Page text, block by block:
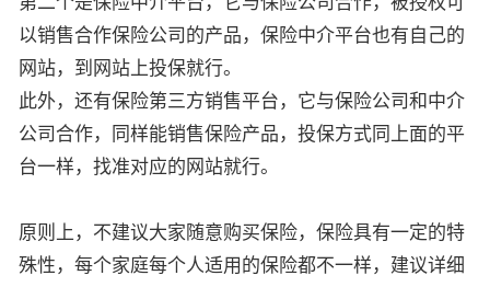
以销售合作保险公司的产品，保险中介平台也有自己的
网站，到网站上投保就行。
此外，还有保险第三方销售平台，它与保险公司和中介
公司合作，同样能销售保险产品，投保方式同上面的平
台一样，找准对应的网站就行。
原则上，不建议大家随意购买保险，保险具有一定的特
殊性，每个家庭每个人适用的保险都不一样，建议详细